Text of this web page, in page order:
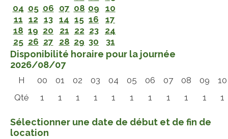
04 05 06 07 08 09
10
11 12 13 14 15 16
17
18 19 20 21 22 23
24
25 26 27 28 29 30 31
Disponibilité horaire pour la journée
2026/08/07
H 00 01 02 03 04 05 06 07 08 09
10
Qté
1 1 1 1 1 1 1 1 1 1 1
Sélectionner une date de début et de fin de
location